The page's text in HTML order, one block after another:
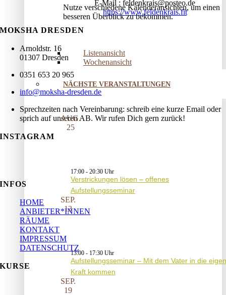
Nutze verschiedene Kalenderansichten, um einen
besseren Überblick zu bekommen.
Listenansicht
Wochenansicht
NÄCHSTE VERANSTALTUNGEN
AUG.
25
17:00 - 20:30
Verstrickungen lösen – offenes
Aufstellungsseminar
SEP.
13
13:00 - 17:30
Aufstellungsseminar – Mit dem Vater in die
Kraft kommen
SEP.
19
E-Mail
feldenkrais@posteo.de
https://www.feldenkrais.fit
MOKSHA DRESDEN
Arnoldstr. 16
01307 Dresden
0351 653 20 965
info@moksha-dresden.de
Sprechzeiten nach Vereinbarung: schreib eine kurze Email oder
sprich auf unseren AB. Wir rufen Dich gern zurück!
INSTAGRAM
INFOS
HOME
ANBIETER*INNEN
RÄUME
KONTAKT
IMPRESSUM
DATENSCHUTZ
KURSE